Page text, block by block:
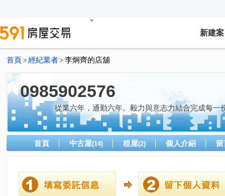
新建案
首頁 > 經紀業者 > 李炯齊的店舖
0985902576
從業六年，通勤六年。毅力與意志力結合完成每一
首頁 中古屋(14) 租屋(2) 個人介紹